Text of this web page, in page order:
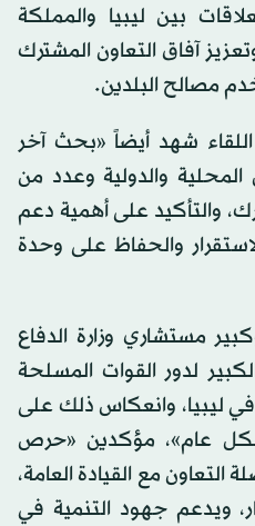
بين ليبيا والمملكة
آفاق التعاون المشترك
مصالح البلدين.
شهد أيضاً «بحث آخر
والدولية وعدد من
والتأكيد على أهمية دعم
والحفاظ على وحدة
مستشاري وزارة الدفاع
لدور القوات المسلحة
في ليبيا، وانعكاس ذلك على
عام»، مؤكدين «حرص
مع القيادة العامة،
ويدعم جهود التنمية في